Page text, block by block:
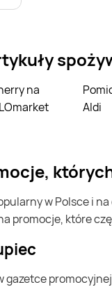
Pomidory truskawkowe
Aldi
promocje, które